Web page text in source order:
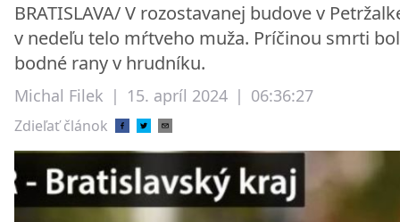
BRATISLAVA/ V rozostavanej budove v
v nedeľu telo mŕtveho muža. Príčinou smrti
bodné rany v hrudníku.
Michal Filek | 15. apríl 2024 | 06:36:27
Zdieľať článok